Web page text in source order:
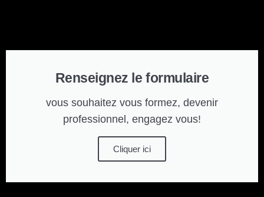
Renseignez le formulaire
vous souhaitez vous formez, devenir
professionnel, engagez vous!
Cliquer ici